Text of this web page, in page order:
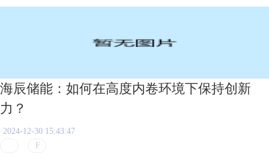
海辰储能：如何在高度内卷环境下保持创新
力？
2024-12-30 15:43:47